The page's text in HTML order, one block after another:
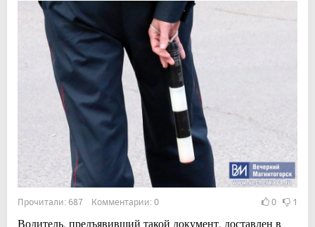
Прочитали: 687 Комментарии: 0 0 1
Водитель, предъявивший такой документ, доставлен в